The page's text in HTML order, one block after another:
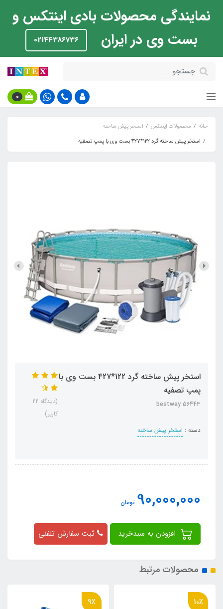
نمایندگی محصولات بادی اینتکس و
بست وی در ایران
02144386736
0
خانه محصولات اینتکس
استخر پیش ساخته
استخر پیش ساخته گرد 122*427 بست وی با پمپ تصفیه
استخر پیش ساخته گرد 122*427 بست وی با
پمپ تصفیه
bestway 56443
دسته : استخر پیش ساخته
(دیدگاه 22
کاربر)
90,000,000 تومان
ثبت سفارش تلفنی
محصولات مرتبط
10٪ 9٪